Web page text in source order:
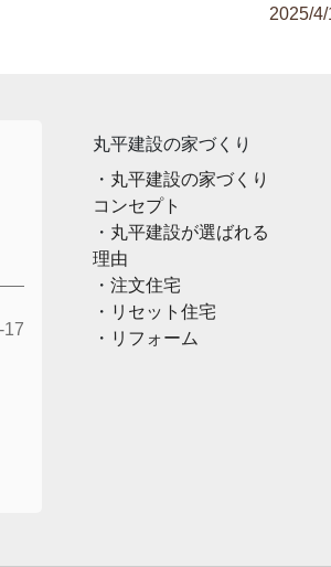
2025/
17
丸平建設の家づくり
丸平建設の家づくり
コンセプト
丸平建設が選ばれる
理由
注文住宅
リセット住宅
リフォーム